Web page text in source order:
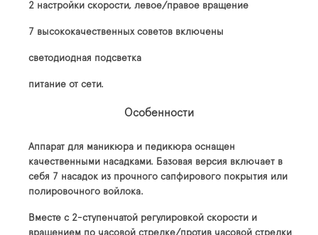
2 настройки скорости, левое/правое вращение
7 высококачественных советов включены
светодиодная подсветка
питание от сети.
Особенности
Аппарат для маникюра и педикюра оснащен
качественными насадками. Базовая версия включает в
себя 7 насадок из прочного сапфирового покрытия или
полировочного войлока.
Вместе с 2-ступенчатой регулировкой скорости и